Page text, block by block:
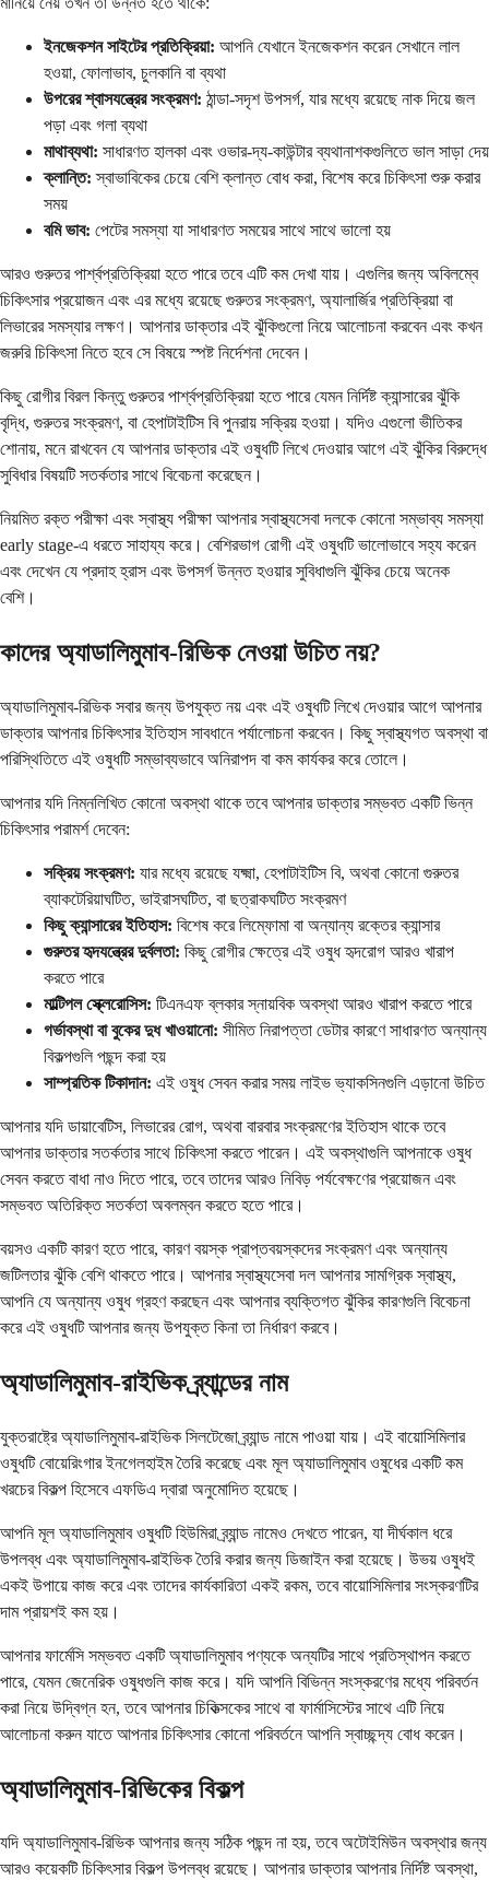
ইনজেকশন সাইটের প্রতিক্রিয়া: আপনি যেখানে ইনজেকশন করেন সেখানে লাল
হওয়া, ফোলাভাব, চুলকানি বা ব্যথা
উপরের শ্বাসযন্ত্রের সংক্রমণ: ঠান্ডা-সদৃশ উপসর্গ, যার মধ্যে রয়েছে নাক দিয়ে জল
পড়া এবং গলা ব্যথা
মাথাব্যথা: সাধারণত হালকা এবং ওভার-দ্য-কাউন্টার ব্যথানাশকগুলিতে ভাল সাড়া দেয়
ক্লান্তি: স্বাভাবিকের চেয়ে বেশি ক্লান্ত বোধ করা, বিশেষ করে চিকিৎসা শুরু করার
সময়
বমি ভাব: পেটের সমস্যা যা সাধারণত সময়ের সাথে সাথে ভালো হয়
আরও গুরুতর পার্শ্বপ্রতিক্রিয়া হতে পারে তবে এটি কম দেখা যায়। এগুলির জন্য অবিলম্বে
চিকিৎসার প্রয়োজন এবং এর মধ্যে রয়েছে গুরুতর সংক্রমণ, অ্যালার্জির প্রতিক্রিয়া বা
লিভারের সমস্যার লক্ষণ। আপনার ডাক্তার এই ঝুঁকিগুলো নিয়ে আলোচনা করবেন এবং কখন
জরুরি চিকিৎসা নিতে হবে সে বিষয়ে স্পষ্ট নির্দেশনা দেবেন।
কিছু রোগীর বিরল কিন্তু গুরুতর পার্শ্বপ্রতিক্রিয়া হতে পারে যেমন নির্দিষ্ট ক্যান্সারের ঝুঁকি
বৃদ্ধি, গুরুতর সংক্রমণ, বা হেপাটাইটিস বি পুনরায় সক্রিয় হওয়া। যদিও এগুলো ভীতিকর
শোনায়, মনে রাখবেন যে আপনার ডাক্তার এই ওষুধটি লিখে দেওয়ার আগে এই ঝুঁকির বিরুদ্ধে
সুবিধার বিষয়টি সতর্কতার সাথে বিবেচনা করেছেন।
নিয়মিত রক্ত পরীক্ষা এবং স্বাস্থ্য পরীক্ষা আপনার স্বাস্থ্যসেবা দলকে কোনো সম্ভাব্য সমস্যা
early stage-এ ধরতে সাহায্য করে। বেশিরভাগ রোগী এই ওষুধটি ভালোভাবে সহ্য করেন
এবং দেখেন যে প্রদাহ হ্রাস এবং উপসর্গ উন্নত হওয়ার সুবিধাগুলি ঝুঁকির চেয়ে অনেক
বেশি।
কাদের অ্যাডালিমুমাব-রিভিক নেওয়া উচিত নয়?
অ্যাডালিমুমাব-রিভিক সবার জন্য উপযুক্ত নয় এবং এই ওষুধটি লিখে দেওয়ার আগে আপনার
ডাক্তার আপনার চিকিৎসার ইতিহাস সাবধানে পর্যালোচনা করবেন। কিছু স্বাস্থ্যগত অবস্থা বা
পরিস্থিতিতে এই ওষুধটি সম্ভাব্যভাবে অনিরাপদ বা কম কার্যকর করে তোলে।
আপনার যদি নিম্নলিখিত কোনো অবস্থা থাকে তবে আপনার ডাক্তার সম্ভবত একটি ভিন্ন
চিকিৎসার পরামর্শ দেবেন:
সক্রিয় সংক্রমণ: যার মধ্যে রয়েছে যক্ষ্মা, হেপাটাইটিস বি, অথবা কোনো গুরুতর
ব্যাকটেরিয়াঘটিত, ভাইরাসঘটিত, বা ছত্রাকঘটিত সংক্রমণ
কিছু ক্যান্সারের ইতিহাস: বিশেষ করে লিম্ফোমা বা অন্যান্য রক্তের ক্যান্সার
গুরুতর হৃদযন্ত্রের দুর্বলতা: কিছু রোগীর ক্ষেত্রে এই ওষুধ হৃদরোগ আরও খারাপ
করতে পারে
মাল্টিপল স্ক্লেরোসিস: টিএনএফ ব্লকার স্নায়বিক অবস্থা আরও খারাপ করতে পারে
গর্ভাবস্থা বা বুকের দুধ খাওয়ানো: সীমিত নিরাপত্তা ডেটার কারণে সাধারণত অন্যান্য
বিকল্পগুলি পছন্দ করা হয়
সাম্প্রতিক টিকাদান: এই ওষুধ সেবন করার সময় লাইভ ভ্যাকসিনগুলি এড়ানো উচিত
আপনার যদি ডায়াবেটিস, লিভারের রোগ, অথবা বারবার সংক্রমণের ইতিহাস থাকে তবে
আপনার ডাক্তার সতর্কতার সাথে চিকিৎসা করতে পারেন। এই অবস্থাগুলি আপনাকে ওষুধ
সেবন করতে বাধা নাও দিতে পারে, তবে তাদের আরও নিবিড় পর্যবেক্ষণের প্রয়োজন এবং
সম্ভবত অতিরিক্ত সতর্কতা অবলম্বন করতে হতে পারে।
বয়সও একটি কারণ হতে পারে, কারণ বয়স্ক প্রাপ্তবয়স্কদের সংক্রমণ এবং অন্যান্য
জটিলতার ঝুঁকি বেশি থাকতে পারে। আপনার স্বাস্থ্যসেবা দল আপনার সামগ্রিক স্বাস্থ্য,
আপনি যে অন্যান্য ওষুধ গ্রহণ করছেন এবং আপনার ব্যক্তিগত ঝুঁকির কারণগুলি বিবেচনা
করে এই ওষুধটি আপনার জন্য উপযুক্ত কিনা তা নির্ধারণ করবে।
অ্যাডালিমুমাব-রাইভিক ব্র্যান্ডের নাম
যুক্তরাষ্ট্রে অ্যাডালিমুমাব-রাইভিক সিলটেজো ব্র্যান্ড নামে পাওয়া যায়। এই বায়োসিমিলার
ওষুধটি বোয়েরিংগার ইনগেলহাইম তৈরি করেছে এবং মূল অ্যাডালিমুমাব ওষুধের একটি কম
খরচের বিকল্প হিসেবে এফডিএ দ্বারা অনুমোদিত হয়েছে।
আপনি মূল অ্যাডালিমুমাব ওষুধটি হিউমিরা ব্র্যান্ড নামেও দেখতে পারেন, যা দীর্ঘকাল ধরে
উপলব্ধ এবং অ্যাডালিমুমাব-রাইভিক তৈরি করার জন্য ডিজাইন করা হয়েছে। উভয় ওষুধই
একই উপায়ে কাজ করে এবং তাদের কার্যকারিতা একই রকম, তবে বায়োসিমিলার সংস্করণটির
দাম প্রায়শই কম হয়।
আপনার ফার্মেসি সম্ভবত একটি অ্যাডালিমুমাব পণ্যকে অন্যটির সাথে প্রতিস্থাপন করতে
পারে, যেমন জেনেরিক ওষুধগুলি কাজ করে। যদি আপনি বিভিন্ন সংস্করণের মধ্যে পরিবর্তন
করা নিয়ে উদ্বিগ্ন হন, তবে আপনার চিকিত্সকের সাথে বা ফার্মাসিস্টের সাথে এটি নিয়ে
আলোচনা করুন যাতে আপনার চিকিৎসার কোনো পরিবর্তনে আপনি স্বাচ্ছন্দ্য বোধ করেন।
অ্যাডালিমুমাব-রিভিকের বিকল্প
যদি অ্যাডালিমুমাব-রিভিক আপনার জন্য সঠিক পছন্দ না হয়, তবে অটোইমিউন অবস্থার জন্য
আরও কয়েকটি চিকিৎসার বিকল্প উপলব্ধ রয়েছে। আপনার ডাক্তার আপনার নির্দিষ্ট অবস্থা,